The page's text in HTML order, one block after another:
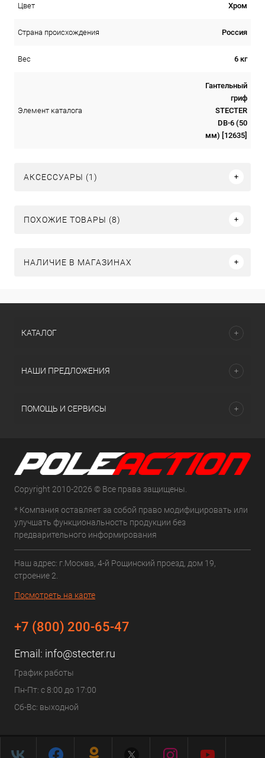
Цвет Хром
Страна происхождения Россия
Вес 6 кг
Элемент каталога
Гантельный
гриф
STECTER
DB-6 (50
мм) [12635]
АКСЕССУАРЫ (1)
ПОХОЖИЕ ТОВАРЫ (8)
НАЛИЧИЕ В МАГАЗИНАХ
КАТАЛОГ
НАШИ ПРЕДЛОЖЕНИЯ
ПОМОЩЬ И СЕРВИСЫ
Copyright 2010-2026 © Все права защищены.
* Компания оставляет за собой право модифицировать или
улучшать функциональность продукции без
предварительного информирования
Наш адрес: г.Москва, 4-й Рощинский проезд, дом 19,
строение 2.
Посмотреть на карте
+7 (800) 200-65-47
Email: info@stecter.ru
График работы
Пн-Пт: с 8:00 до 17:00
Сб-Вс: выходной